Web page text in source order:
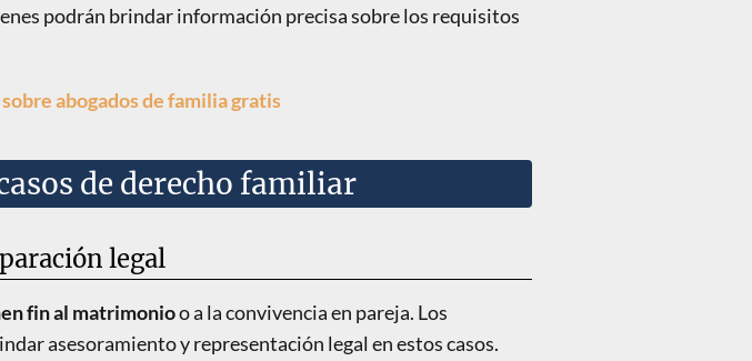
podrán brindar información precisa sobre los requisitos
abogados de familia gratis
de derecho familiar
legal
fin al matrimonioo a la convivencia en pareja. Los
asesoramiento y representación legal en estos casos.